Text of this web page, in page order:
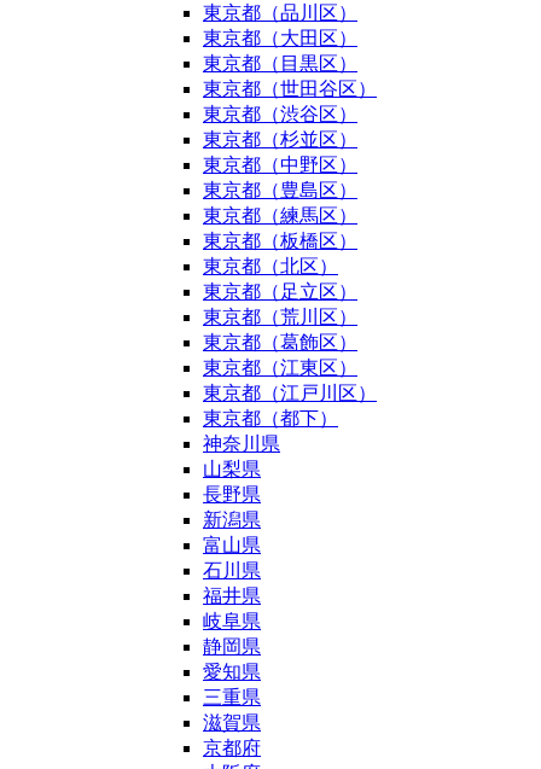
東京都（品川区）
東京都（大田区）
東京都（目黒区）
東京都（世田谷区）
東京都（渋谷区）
東京都（杉並区）
東京都（中野区）
東京都（豊島区）
東京都（練馬区）
東京都（板橋区）
東京都（北区）
東京都（足立区）
東京都（荒川区）
東京都（葛飾区）
東京都（江東区）
東京都（江戸川区）
東京都（都下）
神奈川県
山梨県
長野県
新潟県
富山県
石川県
福井県
岐阜県
静岡県
愛知県
三重県
滋賀県
京都府